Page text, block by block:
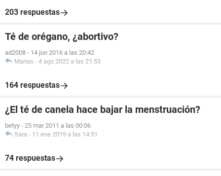
203 respuestas
Té de orégano, ¿abortivo?
ad2008 - 14 jun 2016 a las 20:42
Marias - 4 ago 2022 a las 21:53
164 respuestas
¿El té de canela hace bajar la menstruación?
betyy - 25 mar 2011 a las 00:06
Sara - 11 ene 2019 a las 14:51
74 respuestas